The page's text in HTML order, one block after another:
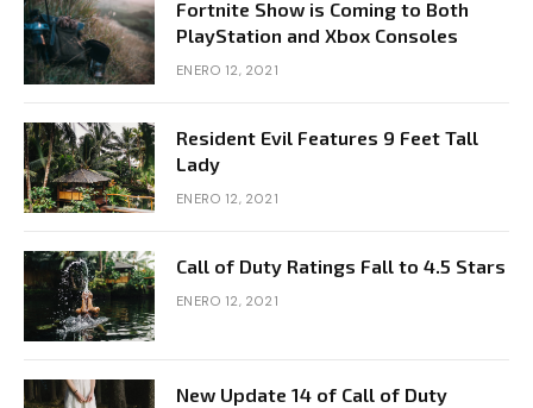
Fortnite Show is Coming to Both
PlayStation and Xbox Consoles
ENERO 12, 2021
Resident Evil Features 9 Feet Tall
Lady
ENERO 12, 2021
Call of Duty Ratings Fall to 4.5 Stars
ENERO 12, 2021
New Update 14 of Call of Duty